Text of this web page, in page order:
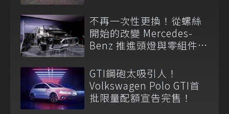
不再一次性更換！從螺絲
開始的改變 Mercedes-
Benz 推進頭燈與零組件循
GTI鋼砲太吸引人！
Volkswagen Polo GTI首
批限量配額宣告完售！